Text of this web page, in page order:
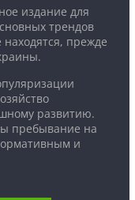
издание для
трендов
находятся, прежде
развитию.
пребывание на
и